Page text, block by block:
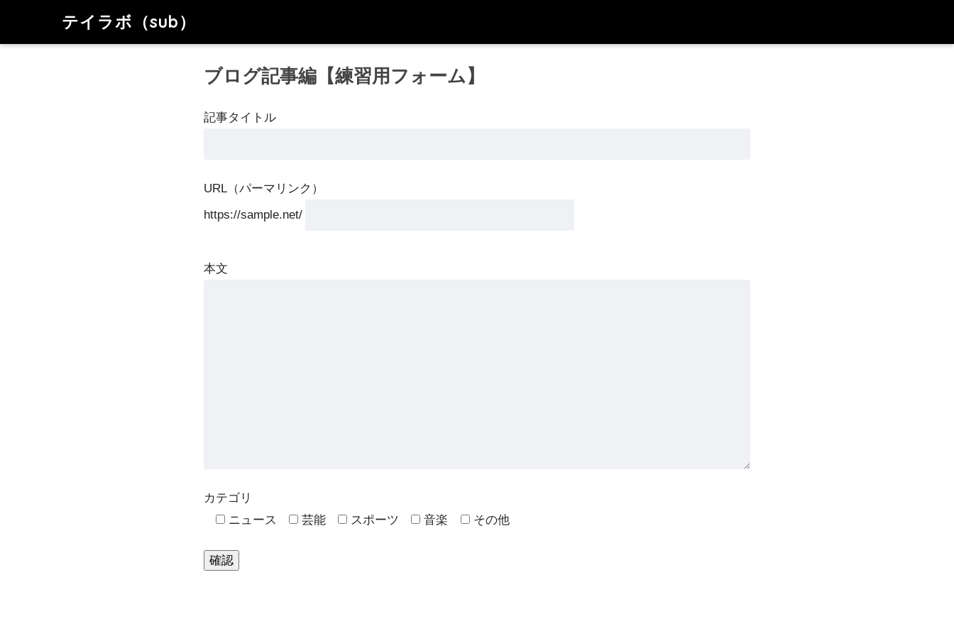
テイラボ（sub）
ブログ記事編【練習用フォーム】
記事タイトル
URL（パーマリンク）
https://sample.net/
本文
カテゴリ
ニュース
芸能 スポーツ 音楽 その他